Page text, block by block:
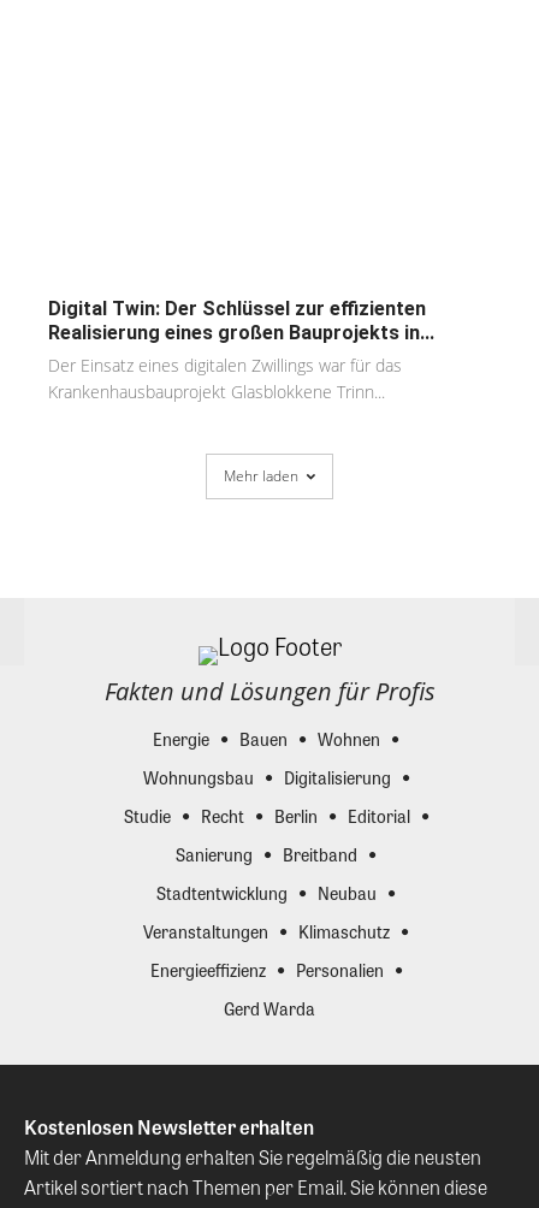
Digital Twin: Der Schlüssel zur effizienten
Realisierung eines großen Bauprojekts in...
Der Einsatz eines digitalen Zwillings war für das
Krankenhausbauprojekt Glasblokkene Trinn...
Mehr laden
Fakten und Lösungen für Profis
Energie Bauen
Wohnen
Wohnungsbau
Digitalisierung
Studie
Recht Berlin
Editorial
Sanierung
Breitband
Stadtentwicklung
Neubau
Veranstaltungen
Klimaschutz
Energieeffizienz
Personalien
Gerd Warda
Kostenlosen Newsletter erhalten
Mit der Anmeldung erhalten Sie regelmäßig die neusten
Artikel sortiert nach Themen per Email. Sie können diese